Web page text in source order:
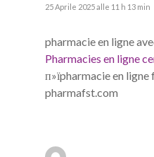
25 Aprile 2025 alle 11 h 13 min
pharmacie en ligne
Pharmacies en ligne
п»їpharmacie en ligne
pharmafst.com